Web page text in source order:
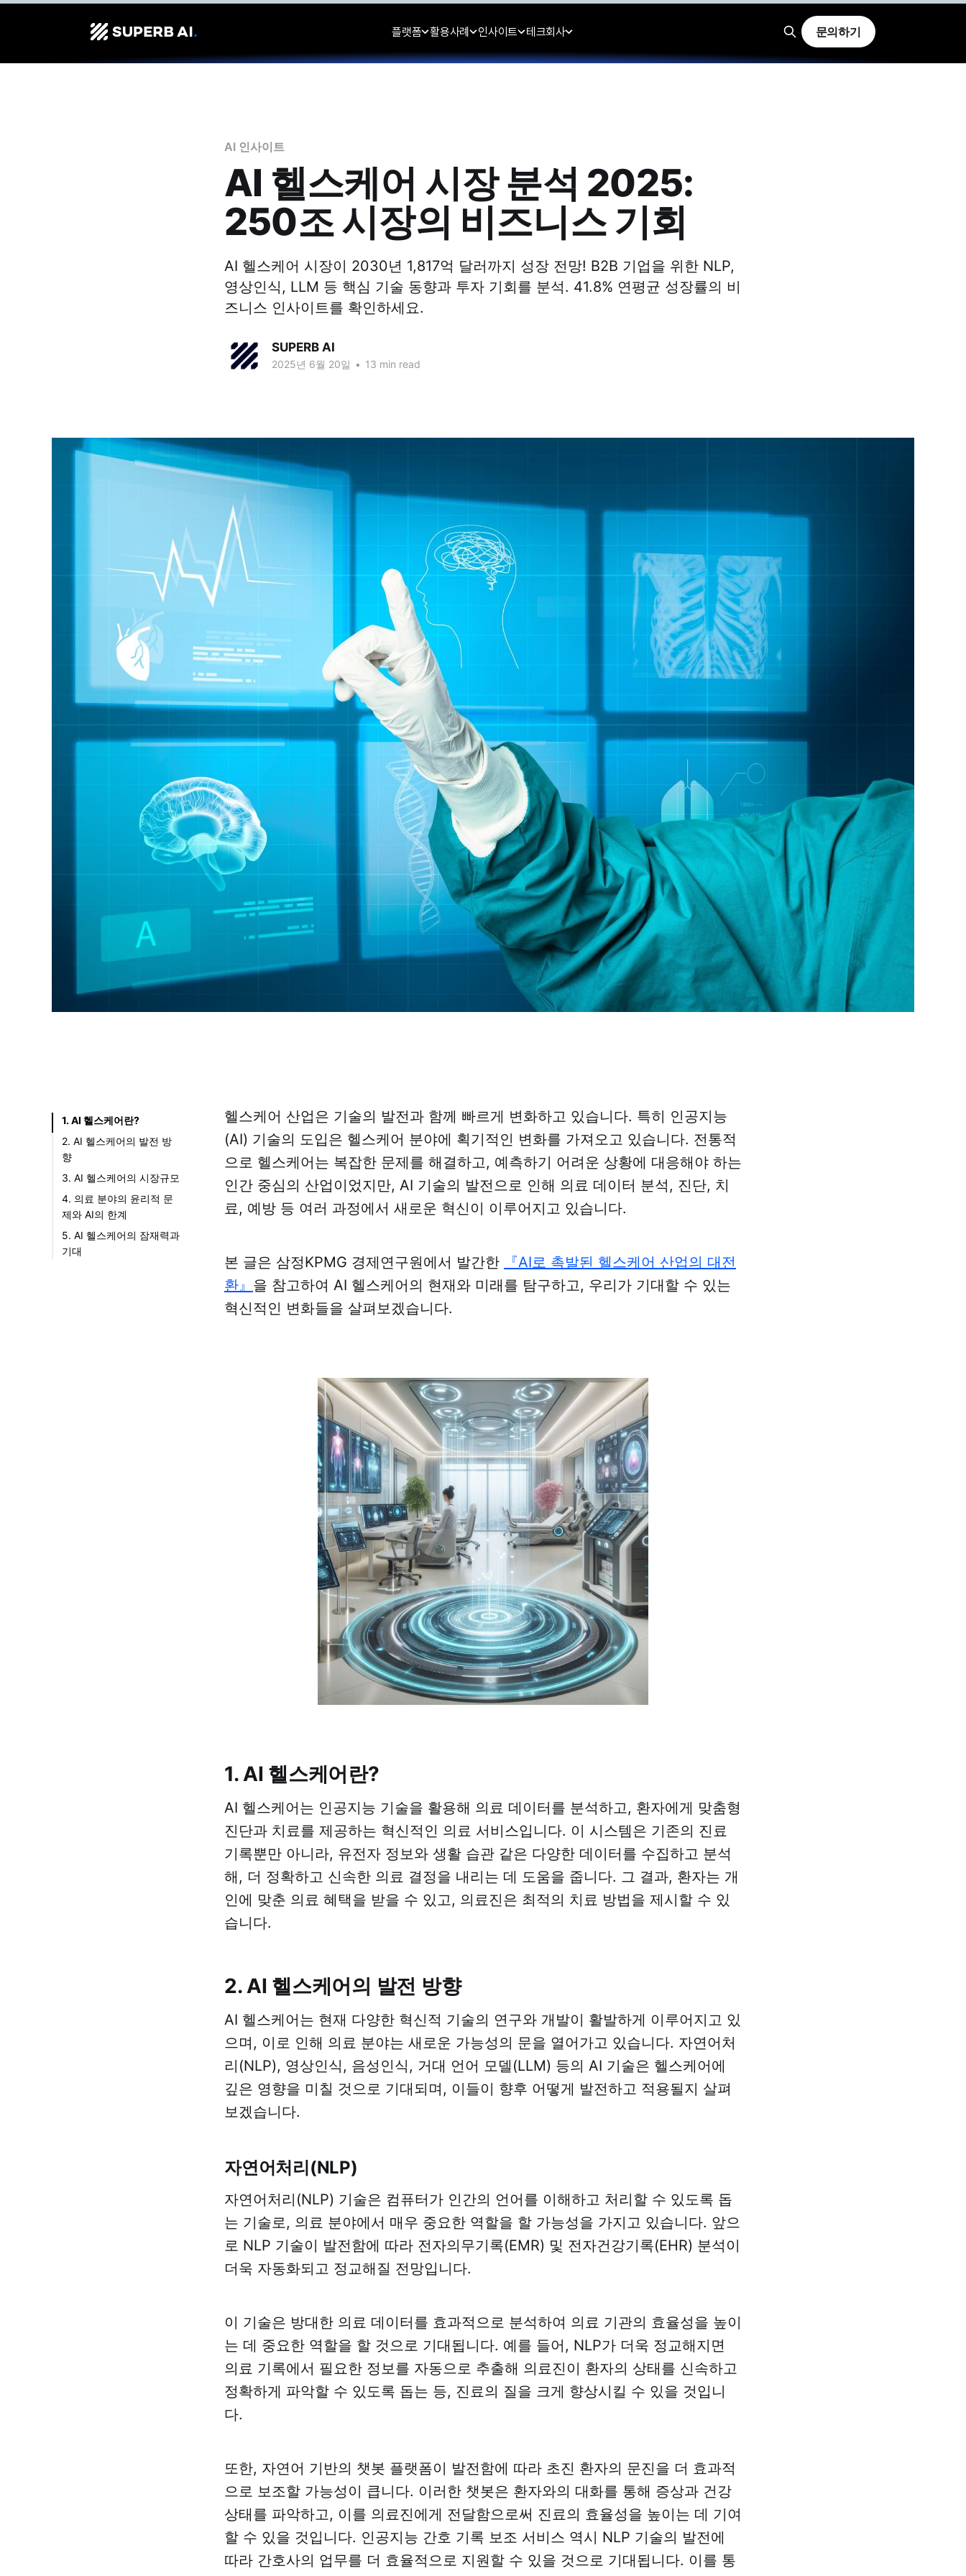
플랫폼 활용사례 인사이트 테크회사 문의하기
AI 인사이트
AI 헬스케어 시장 분석 2025:
250조 시장의 비즈니스 기회
AI 헬스케어 시장이 2030년 1,817억 달러까지 성장 전망! B2B 기업을 위한 NLP,
영상인식, LLM 등 핵심 기술 동향과 투자 기회를 분석. 41.8% 연평균 성장률의 비
즈니스 인사이트를 확인하세요.
SUPERB AI
2025년 6월 20일 • 13 min read
1. AI 헬스케어란?
2. AI 헬스케어의 발전 방
향
자연어처리(NLP)
영상인식
음성인식
거대 언어 모델
(LLM)
3. AI 헬스케어의 시장규모
4. 의료 분야의 윤리적 문
제와 AI의 한계
5. AI 헬스케어의 잠재력과
기대
헬스케어 산업은 기술의 발전과 함께 빠르게 변화하고 있습니다. 특히 인공지능
(AI) 기술의 도입은 헬스케어 분야에 획기적인 변화를 가져오고 있습니다. 전통적
으로 헬스케어는 복잡한 문제를 해결하고, 예측하기 어려운 상황에 대응해야 하는
인간 중심의 산업이었지만, AI 기술의 발전으로 인해 의료 데이터 분석, 진단, 치
료, 예방 등 여러 과정에서 새로운 혁신이 이루어지고 있습니다.
본 글은 삼정KPMG 경제연구원에서 발간한
『AI로 촉발된 헬스케어 산업의 대전
환』 을 참고하여 AI 헬스케어의 현재와 미래를 탐구하고, 우리가 기대할 수 있는
혁신적인 변화들을 살펴보겠습니다.
1. AI 헬스케어란?
AI 헬스케어는 인공지능 기술을 활용해 의료 데이터를 분석하고, 환자에게 맞춤형
진단과 치료를 제공하는 혁신적인 의료 서비스입니다. 이 시스템은 기존의 진료
기록뿐만 아니라, 유전자 정보와 생활 습관 같은 다양한 데이터를 수집하고 분석
해, 더 정확하고 신속한 의료 결정을 내리는 데 도움을 줍니다. 그 결과, 환자는 개
인에 맞춘 의료 혜택을 받을 수 있고, 의료진은 최적의 치료 방법을 제시할 수 있
습니다.
2. AI 헬스케어의 발전 방향
AI 헬스케어는 현재 다양한 혁신적 기술의 연구와 개발이 활발하게 이루어지고 있
으며, 이로 인해 의료 분야는 새로운 가능성의 문을 열어가고 있습니다. 자연어처
리(NLP), 영상인식, 음성인식, 거대 언어 모델(LLM) 등의 AI 기술은 헬스케어에
깊은 영향을 미칠 것으로 기대되며, 이들이 향후 어떻게 발전하고 적용될지 살펴
보겠습니다.
자연어처리(NLP)
자연어처리(NLP) 기술은 컴퓨터가 인간의 언어를 이해하고 처리할 수 있도록 돕
는 기술로, 의료 분야에서 매우 중요한 역할을 할 가능성을 가지고 있습니다. 앞으
로 NLP 기술이 발전함에 따라 전자의무기록(EMR) 및 전자건강기록(EHR) 분석이
더욱 자동화되고 정교해질 전망입니다.
이 기술은 방대한 의료 데이터를 효과적으로 분석하여 의료 기관의 효율성을 높이
는 데 중요한 역할을 할 것으로 기대됩니다. 예를 들어, NLP가 더욱 정교해지면
의료 기록에서 필요한 정보를 자동으로 추출해 의료진이 환자의 상태를 신속하고
정확하게 파악할 수 있도록 돕는 등, 진료의 질을 크게 향상시킬 수 있을 것입니
다.
또한, 자연어 기반의 챗봇 플랫폼이 발전함에 따라 초진 환자의 문진을 더 효과적
으로 보조할 가능성이 큽니다. 이러한 챗봇은 환자와의 대화를 통해 증상과 건강
상태를 파악하고, 이를 의료진에게 전달함으로써 진료의 효율성을 높이는 데 기여
할 수 있을 것입니다. 인공지능 간호 기록 보조 서비스 역시 NLP 기술의 발전에
따라 간호사의 업무를 더 효율적으로 지원할 수 있을 것으로 기대됩니다. 이를 통